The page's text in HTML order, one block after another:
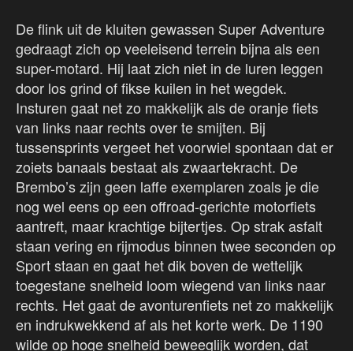
De flink uit de kluiten gewassen Super Adventure
gedraagt zich op veeleisend terrein bijna als een
super-motard. Hij laat zich niet in de luren leggen
door los grind of fikse kuilen in het wegdek.
Insturen gaat net zo makkelijk als de oranje fiets
van links naar rechts over te smijten. Bij
tussensprints vergeet het voorwiel spontaan dat er
zoiets banaals bestaat als zwaartekracht. De
Brembo’s zijn geen laffe exemplaren zoals je die
nog wel eens op een offroad-gerichte motorfiets
aantreft, maar krachtige bijtertjes. Op strak asfalt
staan vering en rijmodus binnen twee seconden op
Sport staan en gaat het dik boven de wettelijk
toegestane snelheid loom wiegend van links naar
rechts. Het gaat de avonturenfiets net zo makkelijk
en indrukwekkend af als het korte werk. De 1190
wilde op hoge snelheid beweeglijk worden, dat